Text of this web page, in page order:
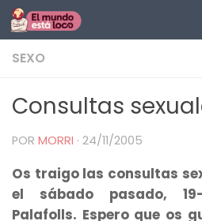
Saltar al contenido
SEXO
Consultas
POR MORRI · 24/11/2005
Os traigo las consultas
el sábado pasado,
Palafolls. Espero que os